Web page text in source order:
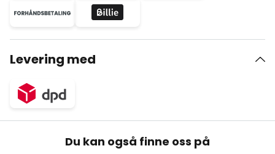
Levering med
Du kan også finne oss på